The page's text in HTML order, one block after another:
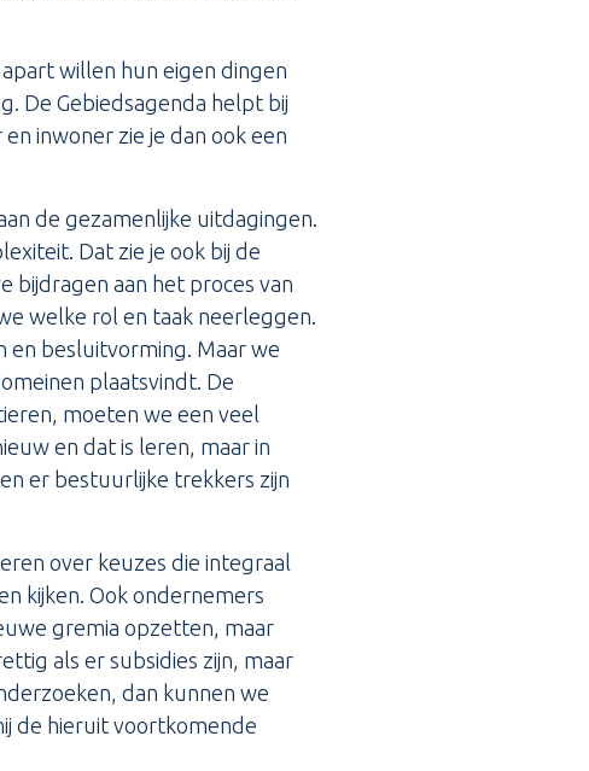
willen hun eigen dingen
De Gebiedsagenda helpt bij
inwoner zie je dan ook een
de gezamenlijke uitdagingen.
Dat zie je ook bij de
bijdragen aan het proces van
welke rol en taak neerleggen.
en besluitvorming. Maar we
plaatsvindt. De
moeten we een veel
en dat is leren, maar in
er bestuurlijke trekkers zijn
over keuzes die integraal
kijken. Ook ondernemers
gremia opzetten, maar
als er subsidies zijn, maar
dan kunnen we
de hieruit voortkomende